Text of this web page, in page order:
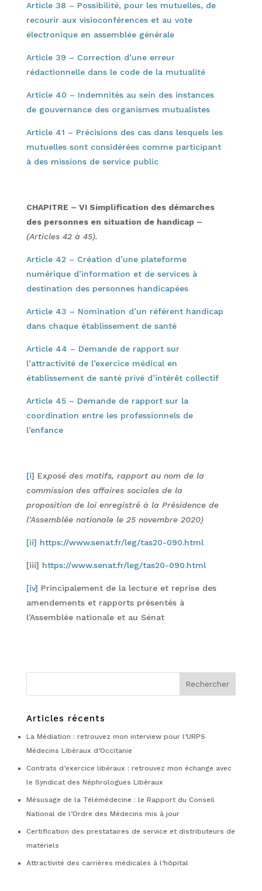
Article 38 – Possibilité, pour les mutuelles, de
recourir aux visioconférences et au vote
électronique en assemblée générale
Article 39 – Correction d’une erreur
rédactionnelle dans le code de la mutualité
Article 40 – Indemnités au sein des instances
de gouvernance des organismes mutualistes
Article 41 – Précisions des cas dans lesquels les
mutuelles sont considérées comme participant
à des missions de service public
CHAPITRE – VI Simplification des démarches
des personnes en situation de handicap –
(Articles 42 à 45).
Article 42 – Création d’une plateforme
numérique d’information et de services à
destination des personnes handicapées
Article 43 – Nomination d’un référent handicap
dans chaque établissement de santé
Article 44 – Demande de rapport sur
l’attractivité de l’exercice médical en
établissement de santé privé d’intérêt collectif
Article 45 – Demande de rapport sur la
coordination entre les professionnels de
l’enfance
[i] Exposé des motifs, rapport au nom de la
commission des affaires sociales de la
proposition de loi enregistré à la Présidence de
l’Assemblée nationale le 25 novembre 2020)
[ii] https://www.senat.fr/leg/tas20-090.html
[iii] https://www.senat.fr/leg/tas20-090.html
[iv] Principalement de la lecture et reprise des
amendements et rapports présentés à
l’Assemblée nationale et au Sénat
Articles récents
La Médiation : retrouvez mon interview pour l’URPS
Médecins Libéraux d’Occitanie
Contrats d’exercice libéraux : retrouvez mon échange avec
le Syndicat des Néphrologues Libéraux
Mésusage de la Télémédecine : le Rapport du Conseil
National de l’Ordre des Médecins mis à jour
Certification des prestataires de service et distributeurs de
matériels
Attractivité des carrières médicales à l’hôpital